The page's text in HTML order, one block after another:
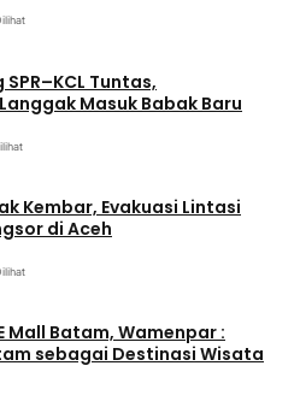
Tuntas,
Masuk Babak Baru
Kembar, Evakuasi Lintasi
di Aceh
Mall Batam, Wamenpar :
sebagai Destinasi Wisata